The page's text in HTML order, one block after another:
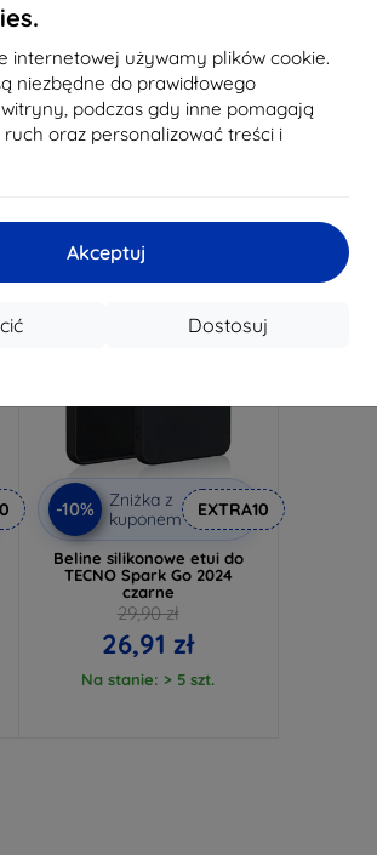
internetowej używamy plików cookie.
niezbędne do prawidłowego
podczas gdy inne pomagają
oraz personalizować treści i
Akceptuj
Dostosuj
29,90 zł
26,91 zł
Na stanie: > 5 szt.
Beline
Na
-10%
Zniżka z
kuponem
EXTRA10
Beline silikonowe etui do
TECNO Spark Go 2024
czarne
29,90 zł
26,91 zł
Na stanie: > 5 szt.